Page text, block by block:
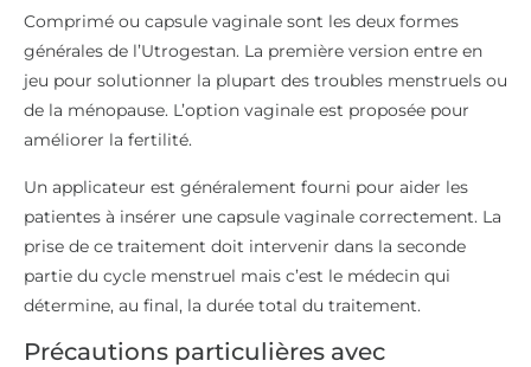
Comprimé ou capsule vaginale sont les deux formes
générales de l’Utrogestan. La première version entre en
jeu pour solutionner la plupart des troubles menstruels ou
de la ménopause. L’option vaginale est proposée pour
améliorer la fertilité.
Un applicateur est généralement fourni pour aider les
patientes à insérer une capsule vaginale correctement. La
prise de ce traitement doit intervenir dans la seconde
partie du cycle menstruel mais c’est le médecin qui
détermine, au final, la durée total du traitement.
Précautions particulières avec